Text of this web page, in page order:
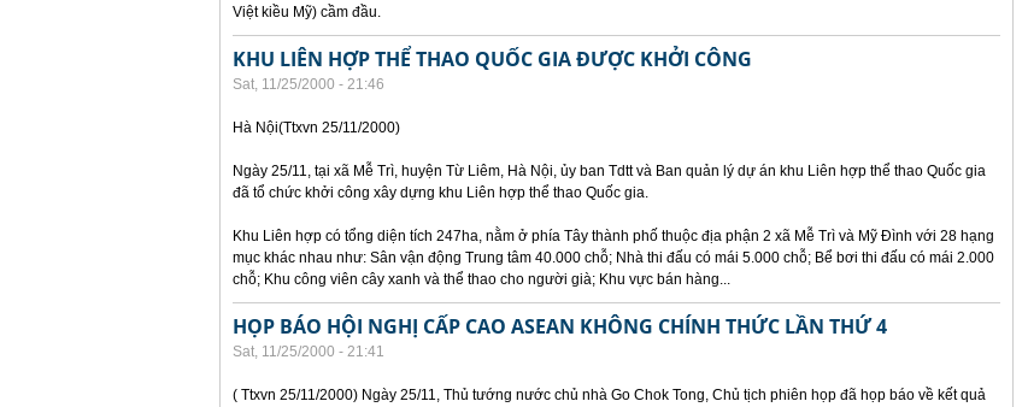
Việt kiều Mỹ) cầm đầu.
KHU LIÊN HỢP THỂ THAO QUỐC GIA ĐƯỢC KHỞI CÔNG
Sat, 11/25/2000 - 21:46
Hà Nội(Ttxvn 25/11/2000)
Ngày 25/11, tại xã Mễ Trì, huyện Từ Liêm, Hà Nội, ủy ban Tdtt và Ban quản lý dự án khu Liên hợp thể thao Quốc gia
đã tổ chức khởi công xây dựng khu Liên hợp thể thao Quốc gia.
Khu Liên hợp có tổng diện tích 247ha, nằm ở phía Tây thành phố thuộc địa phận 2 xã Mễ Trì và Mỹ Đình với 28 hạng
mục khác nhau như: Sân vận động Trung tâm 40.000 chỗ; Nhà thi đấu có mái 5.000 chỗ; Bể bơi thi đấu có mái 2.000
chỗ; Khu công viên cây xanh và thể thao cho người già; Khu vực bán hàng...
HỌP BÁO HỘI NGHỊ CẤP CAO ASEAN KHÔNG CHÍNH THỨC LẦN THỨ 4
Sat, 11/25/2000 - 21:41
( Ttxvn 25/11/2000) Ngày 25/11, Thủ tướng nước chủ nhà Go Chok Tong, Chủ tịch phiên họp đã họp báo về kết quả